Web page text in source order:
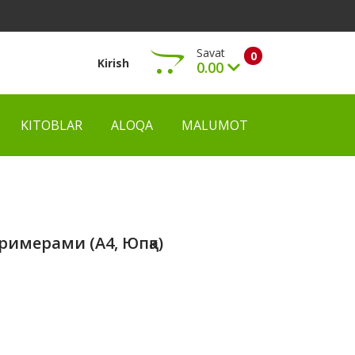
Kirish 0
Savat
0.00
Ko‘rish
KITOBLAR ALOQA MALUMOT
(А4, Юпқа)